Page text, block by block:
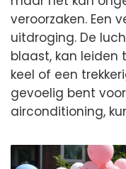
veroorzaken. Een
uitdroging. De
blaast, kan leiden
keel of een
gevoelig bent
airconditioning,